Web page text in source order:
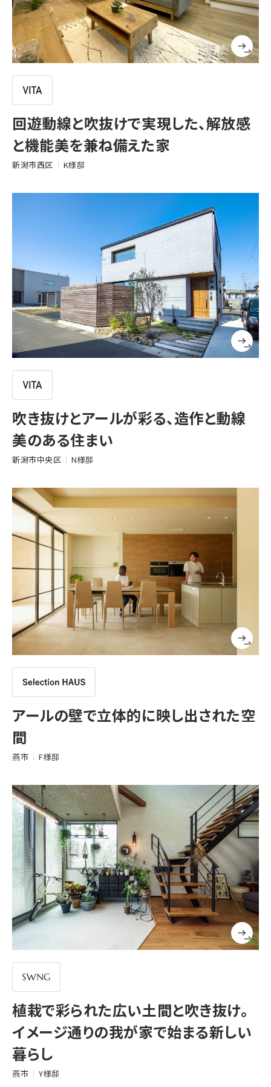
回遊動線と吹抜けで実現した、解放感
と機能美を兼ね備えた家
新潟市西区 K様邸
吹き抜けとアールが彩る、造作と動線
美のある住まい
新潟市中央区 N様邸
アールの壁で立体的に映し出された空
間
燕市 F様邸
植栽で彩られた広い土間と吹き抜け。
イメージ通りの我が家で始まる新しい
暮らし
燕市 Y様邸